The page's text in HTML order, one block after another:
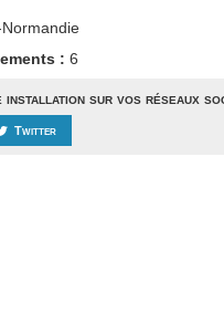
:6
installation sur vos réseaux
Twitter